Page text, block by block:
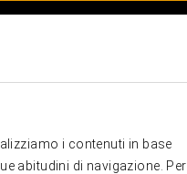
i contenuti in base
abitudini di navigazione. Per